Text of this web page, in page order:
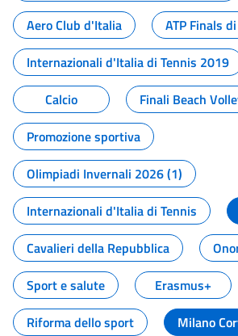
Aero Club d'Italia
ATP Finals
Internazionali d'Italia di Tennis 2019
Calcio
Finali Beach
Promozione sportiva
Olimpiadi Invernali 2026 (1)
Internazionali d'Italia di Tennis
Cavalieri della Repubblica
Sport e salute
Erasmus+
Riforma dello sport
Milano